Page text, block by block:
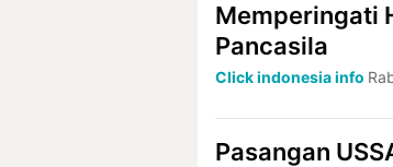
Memperingati
Pancasila
Click indonesia info
Pasangan